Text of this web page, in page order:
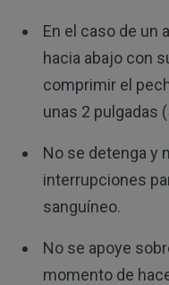
En el caso de un
hacia abajo con
comprimir el
unas 2 pulgadas
No se detenga y
interrupciones
sanguíneo.
No se apoye
momento de